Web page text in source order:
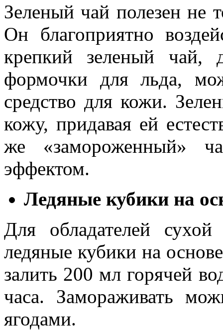
Зеленый чай полезен не
Он благоприятно
крепкий зеленый чай,
формочки для льда,
средство для кожи.
кожу, придавая ей
же «замороженный»
эффектом.
Ледяные кубики на
Для обладателей
ледяные кубики на
залить 200 мл горячей
часа. Замораживать
ягодами.